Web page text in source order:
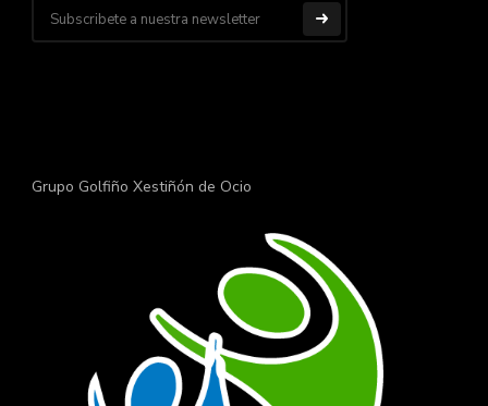
Grupo Golfiño Xestiñón de Ocio